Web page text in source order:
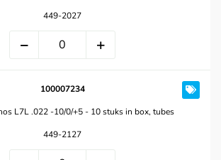
449-2027
100007234
L7L .022 -10/0/+5 - 10 stuks in box, tubes
449-2127